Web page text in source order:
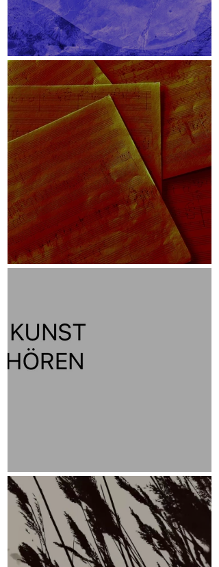
Lichteinfallswinkel
Skizzen
Leitmotiv